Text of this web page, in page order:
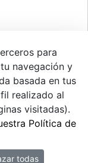
para
navegación y
basada en tus
realizado al
visitadas).
Política de
todas